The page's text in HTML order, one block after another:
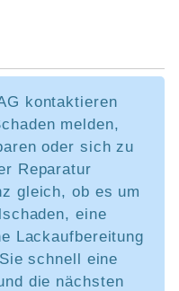
kontaktieren
melden,
oder sich zu
Reparatur
gleich, ob es um
eine
Lackaufbereitung
schnell eine
die nächsten